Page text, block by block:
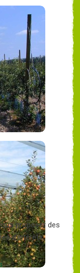
proposer des
d'intérêts.